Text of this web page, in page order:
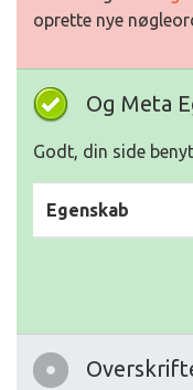
oprette nye
Og Meta
Godt, din side
Egenskab